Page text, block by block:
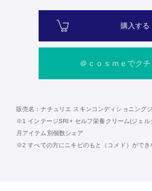
購入する
＠ｃｏｓｍｅでク
販売名：ナチュリエ スキンコンディショニング
※1 インテージSRI+ セルフ栄養クリーム(ジェ
月アイテム別個数シェア
※2 すべての方にニキビのもと（コメド）ができ